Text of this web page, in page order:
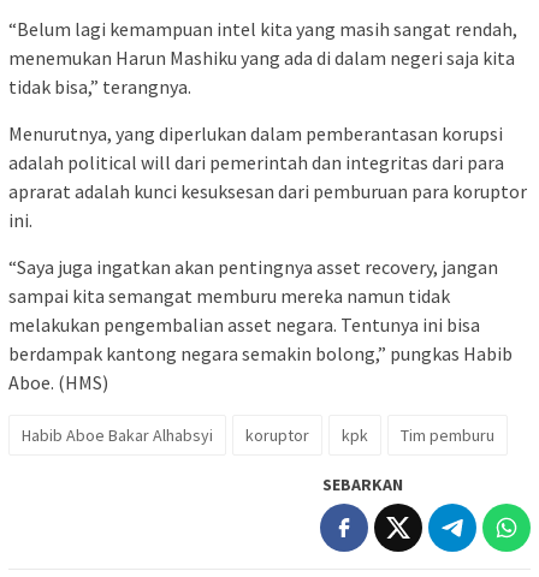
“Belum lagi kemampuan intel kita yang masih sangat rendah,
menemukan Harun Mashiku yang ada di dalam negeri saja kita
tidak bisa,” terangnya.
Menurutnya, yang diperlukan dalam pemberantasan korupsi
adalah political will dari pemerintah dan integritas dari para
aprarat adalah kunci kesuksesan dari pemburuan para koruptor
ini.
“Saya juga ingatkan akan pentingnya asset recovery, jangan
sampai kita semangat memburu mereka namun tidak
melakukan pengembalian asset negara. Tentunya ini bisa
berdampak kantong negara semakin bolong,” pungkas Habib
Aboe. (HMS)
Habib Aboe Bakar Alhabsyi koruptor kpk Tim pemburu
SEBARKAN